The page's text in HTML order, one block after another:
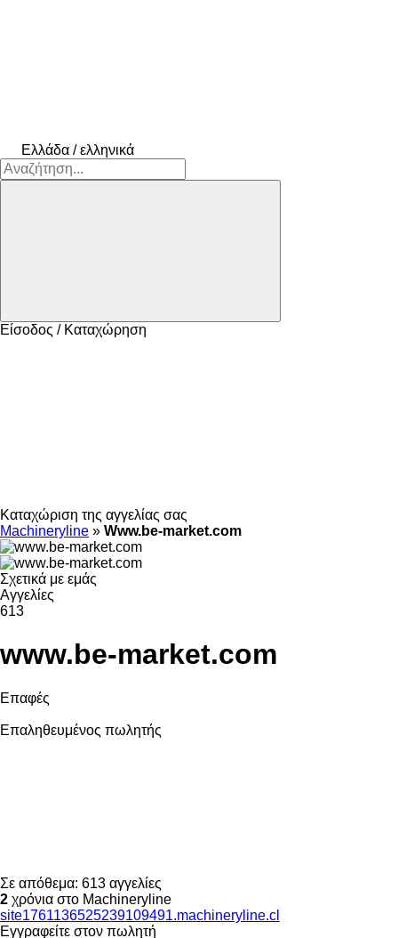
Ελλάδα / ελληνικά
Είσοδος / Καταχώρηση
Καταχώριση της αγγελίας σας
Machineryline » Www.be-market.com
Σχετικά με εμάς
Αγγελίες
613
www.be-market.com
Επαφές
Επαληθευμένος πωλητής
Σε απόθεμα: 613 αγγελίες
2 χρόνια στο Machineryline
site1761136525239109491.machineryline.cl
Εγγραφείτε στον πωλητή